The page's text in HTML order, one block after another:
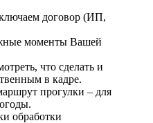
договор (ИП,
моменты Вашей
что сделать и
в кадре.
прогулки – для
обработки